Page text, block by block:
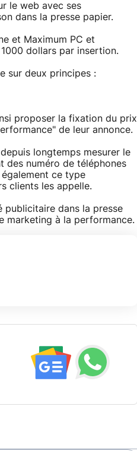
le web avec ses
dans la presse papier.
et Maximum PC et
dollars par insertion.
sur deux principes :
proposer la fixation du prix
de leur annonce.
longtemps mesurer le
des numéro de téléphones
ce type
clients les appelle.
publicitaire dans la presse
marketing à la performance.